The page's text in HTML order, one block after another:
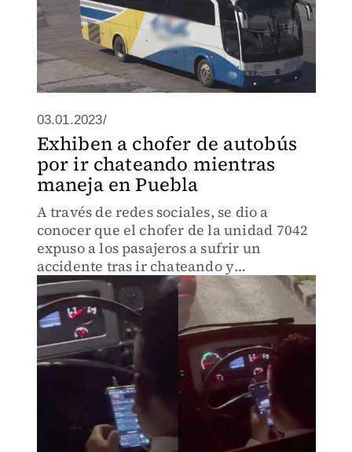
03.01.2023/
Exhiben a chofer de autobús
por ir chateando mientras
maneja en Puebla
A través de redes sociales, se dio a
conocer que el chofer de la unidad 7042
expuso a los pasajeros a sufrir un
accidente tras ir chateando y
conduciendo al mismo tiempo.